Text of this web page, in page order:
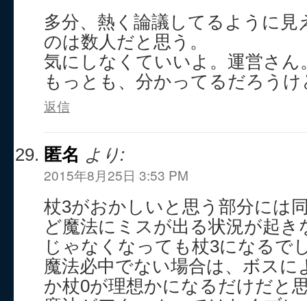
多分、熱く論議してるように見
のは数人だと思う。
気にしなくていいよ。運営さん
もっとも、分かってるだろうけ
返信
匿名 より:
2015年8月25日 3:53 PM
杖3がおかしいと思う部分には
ど魔法にミスが出る状況が起き
じゃなくなっても杖3になるで
魔法必中でない場合は、ボスに
か杖0が理想かになるだけだと